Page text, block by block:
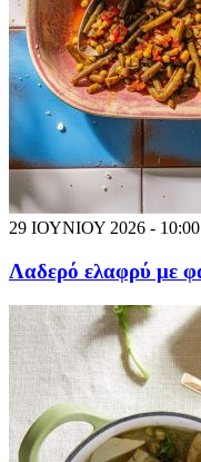
29 ΙΟΥΝΙΟΥ 2026 - 10:00
Λαδερό ελαφρύ με